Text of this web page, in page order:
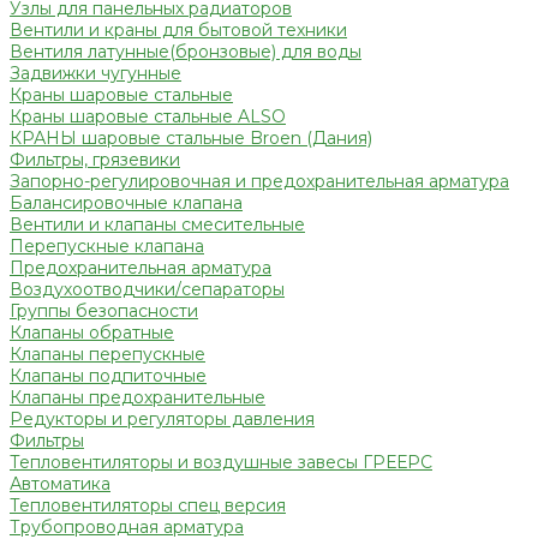
Узлы для панельных радиаторов
Вентили и краны для бытовой техники
Вентиля латунные(бронзовые) для воды
Задвижки чугунные
Краны шаровые стальные
Краны шаровые стальные ALSO
КРАНЫ шаровые стальные Broen (Дания)
Фильтры, грязевики
Запорно-регулировочная и предохранительная арматура
Балансировочные клапана
Вентили и клапаны смесительные
Перепускные клапана
Предохранительная арматура
Воздухоотводчики/сепараторы
Группы безопасности
Клапаны обратные
Клапаны перепускные
Клапаны подпиточные
Клапаны предохранительные
Редукторы и регуляторы давления
Фильтры
Тепловентиляторы и воздушные завесы ГРЕЕРС
Автоматика
Тепловентиляторы спец версия
Трубопроводная арматура